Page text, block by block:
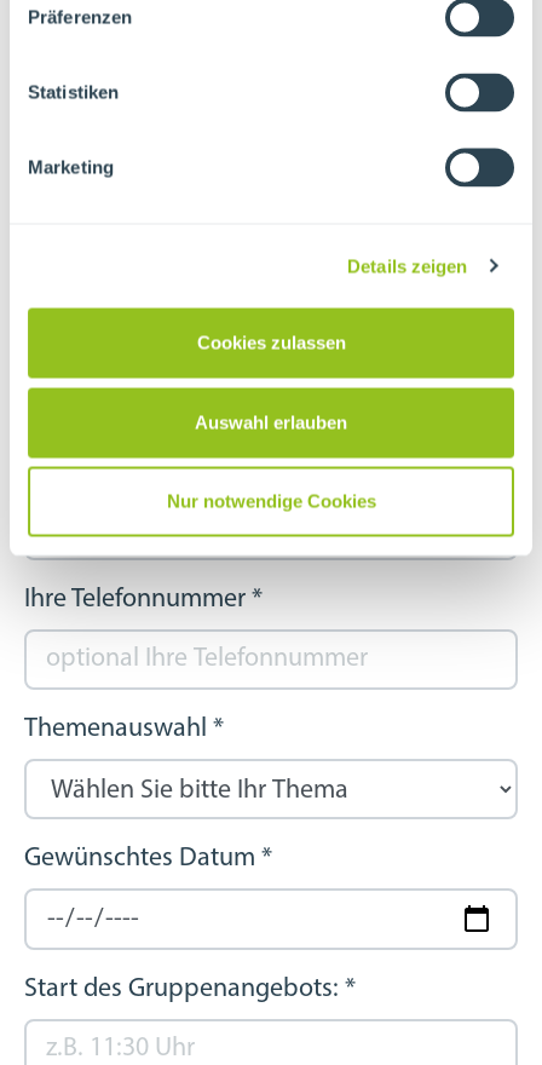
Präferenzen
Statistiken
Marketing
Details zeigen
Cookies zulassen
Auswahl erlauben
Nur notwendige Cookies
Gruppenangebot
Anfragen
Ihre Schule/Einrichtung
Ihre E-Mail Adresse*
Ihre Telefonnummer *
Themenauswahl *
Gewünschtes Datum *
Start des Gruppenangebots: *